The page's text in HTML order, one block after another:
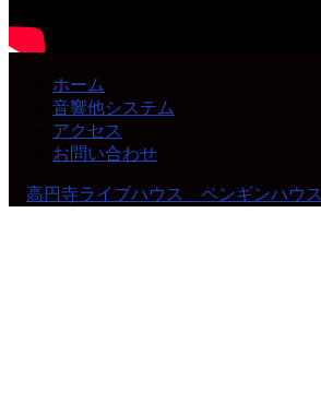
ホーム
音響他システム
アクセス
お問い合わせ
高円寺ライブハウス ペンギンハウス